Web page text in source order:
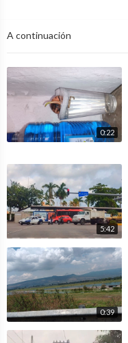
A continuación
0:22
5:42
0:39